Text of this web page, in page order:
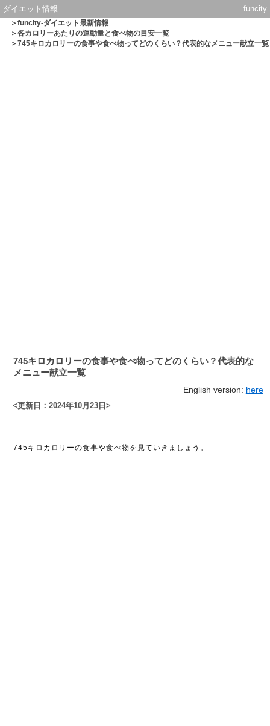
ダイエット情報 funcity
＞funcity-ダイエット最新情報
＞各カロリーあたりの運動量と食べ物の目安一覧
＞745キロカロリーの食事や食べ物ってどのくらい？代表的なメニュー献立一覧
745キロカロリーの食事や食べ物ってどのくらい？代表的な
メニュー献立一覧
English version: here
<更新日：2024年10月23日>
745キロカロリーの食事や食べ物を見ていきましょう。